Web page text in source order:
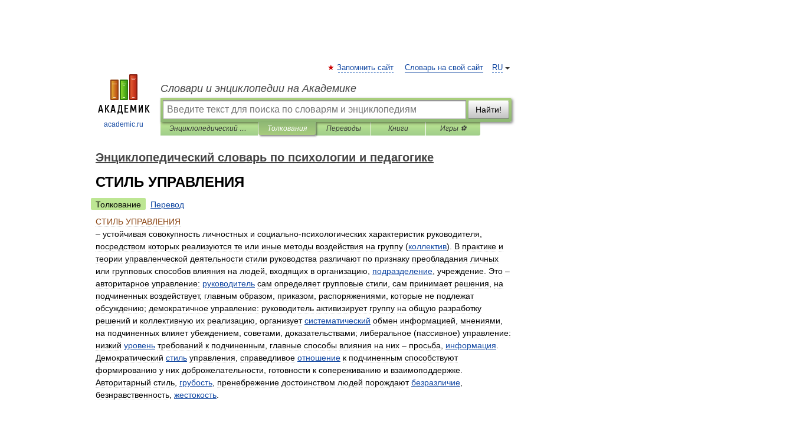
academic.ru
RU
Запомнить сайт Словарь на свой сайт
Словари и энциклопедии на Академике
Найти!
Энциклопедический словарь по психологии и педагогике Толкования Переводы Книги Игры ⚽
Энциклопедический словарь по психологии и педагогике
СТИЛЬ УПРАВЛЕНИЯ
Толкование
Перевод
СТИЛЬ УПРАВЛЕНИЯ
– устойчивая совокупность личностных и социально-психологических характеристик руководителя
посредством которых реализуются те или иные методы воздействия на группу (коллектив). В практике и
теории управленческой деятельности стили руководства различают по признаку преобладания личных
или групповых способов влияния на людей входящих в организацию подразделение учреждение Это –
авторитарное управление: руководитель сам определяет групповые стили сам принимает решения
на
подчиненных воздействует, главным образом приказом распоряжениями которые не подлежат
обсуждению; демократичное управление: руководитель активизирует группу на общую разработку
решений и коллективную их реализацию организует систематический обмен информацией мнениями
на подчиненных влияет убеждением советами доказательствами; либеральное (пассивное) управление:
низкий уровень требований к подчиненным главные способы влияния на них – просьба информация
Демократический стиль управления справедливое отношение к подчиненным способствуют
формированию у них доброжелательности готовности к сопереживанию и взаимоподдержке
Авторитарный стиль грубость пренебрежение достоинством людей порождают безразличие
безнравственность жестокость